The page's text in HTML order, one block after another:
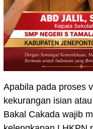
Apabila pada proses
kekurangan isian
Bakal Cakada wajib